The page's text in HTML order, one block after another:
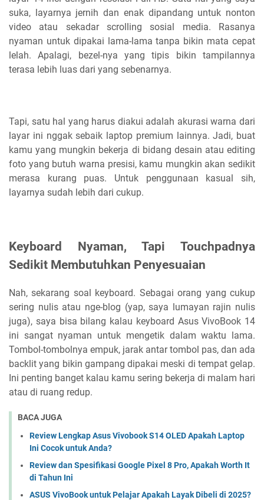
suka, layarnya jernih dan enak dipandang untuk nonton
video atau sekadar scrolling sosial media. Rasanya
nyaman untuk dipakai lama-lama tanpa bikin mata cepat
lelah. Apalagi, bezel-nya yang tipis bikin tampilannya
terasa lebih luas dari yang sebenarnya.
Tapi, satu hal yang harus diakui adalah akurasi warna dari
layar ini nggak sebaik laptop premium lainnya. Jadi, buat
kamu yang mungkin bekerja di bidang desain atau editing
foto yang butuh warna presisi, kamu mungkin akan sedikit
merasa kurang puas. Untuk penggunaan kasual sih,
layarnya sudah lebih dari cukup.
Keyboard Nyaman, Tapi Touchpadnya
Sedikit Membutuhkan Penyesuaian
Nah, sekarang soal keyboard. Sebagai orang yang cukup
sering nulis atau nge-blog (yap, saya lumayan rajin nulis
juga), saya bisa bilang kalau keyboard Asus VivoBook 14
ini sangat nyaman untuk mengetik dalam waktu lama.
Tombol-tombolnya empuk, jarak antar tombol pas, dan ada
backlit yang bikin gampang dipakai meski di tempat gelap.
Ini penting banget kalau kamu sering bekerja di malam hari
atau di ruang redup.
BACA JUGA
Review Lengkap Asus Vivobook S14 OLED Apakah Laptop
Ini Cocok untuk Anda?
Review dan Spesifikasi Google Pixel 8 Pro, Apakah Worth It
di Tahun Ini
ASUS VivoBook untuk Pelajar Apakah Layak Dibeli di 2025?